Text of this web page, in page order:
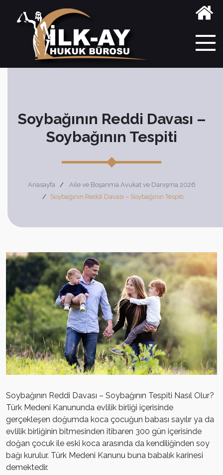
Soybağının Reddi Davası –
Soybağının Tespiti
Anasayfa
Aile ve Boşanma Avukat ve Danışma 2026
Soybağının Reddi Davası – Soybağının Tespiti
Soybağının Reddi Davası – Soybağının Tespiti Nasıl Olur?
Türk Medeni Kanununda evlilik birliği içerisinde
gerçekleşen doğumda koca çocuğun babası sayılır ya da
evlilik birliğinin bitmesinden itibaren 300 gün içerisinde
doğan çocuk ile eski koca arasında da kendiliğinden soy
bağı kurulur. Türk Medeni Kanunu buna babalık karinesi
demektedir.